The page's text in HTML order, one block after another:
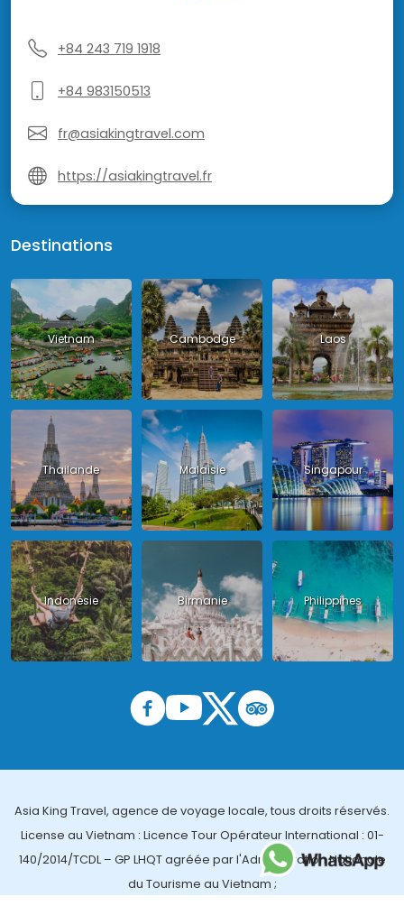
+84 243 719 1918
+84 983150513
fr@asiakingtravel.com
https://asiakingtravel.fr
Destinations
Vietnam Cambodge Laos
Thailande Malaisie Singapour
Indonésie Birmanie Philippines
Asia King Travel, agence de voyage locale, tous droits réservés.
License au Vietnam : Licence Tour Opérateur International : 01-
140/2014/TCDL – GP LHQT agréée par l'Administration Nationale
du Tourisme au Vietnam ;